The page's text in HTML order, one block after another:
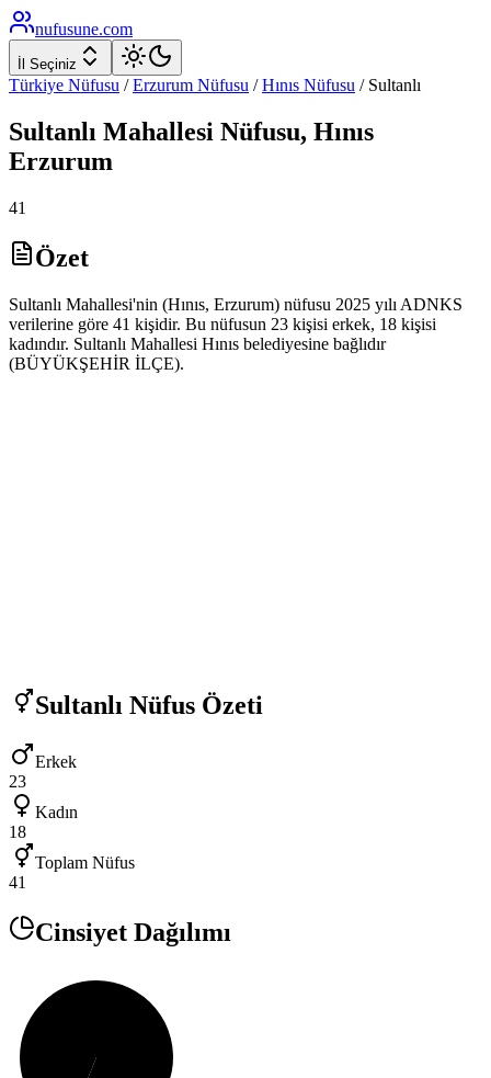
nufusune.com
İl Seçiniz
Türkiye Nüfusu / Erzurum Nüfusu / Hınıs Nüfusu / Sultanlı
Sultanlı Mahallesi Nüfusu, Hınıs
Erzurum
41
Özet
Sultanlı Mahallesi'nin (Hınıs, Erzurum) nüfusu 2025 yılı ADNKS
verilerine göre 41 kişidir. Bu nüfusun 23 kişisi erkek, 18 kişisi
kadındır. Sultanlı Mahallesi Hınıs belediyesine bağlıdır
(BÜYÜKŞEHİR İLÇE).
Sultanlı Nüfus Özeti
Erkek
23
Kadın
18
Toplam Nüfus
41
Cinsiyet Dağılımı